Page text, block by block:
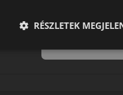
RÉSZLETEK